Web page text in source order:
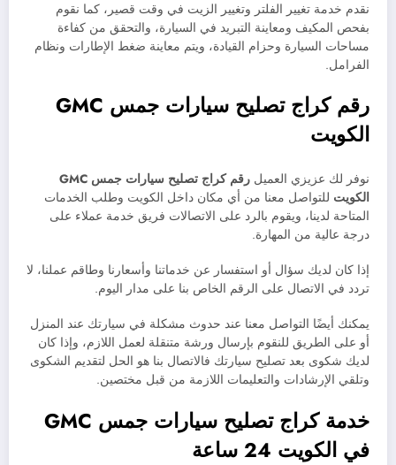
نقدم خدمة تغيير الفلتر وتغيير الزيت في وقت قصير، كما نقوم
بفحص المكيف ومعاينة التبريد في السيارة، والتحقق من كفاءة
مساحات السيارة وحزام القيادة، ويتم معاينة ضغط الإطارات ونظام
الفرامل.
رقم كراج تصليح سيارات جمس GMC
الكويت
نوفر لك عزيزي العميل رقم كراج تصليح سيارات جمس GMC
الكويت للتواصل معنا من أي مكان داخل الكويت وطلب الخدمات
المتاحة لدينا، ويقوم بالرد على الاتصالات فريق خدمة عملاء على
درجة عالية من المهارة.
إذا كان لديك سؤال أو استفسار عن خدماتنا وأسعارنا وطاقم عملنا، لا
تردد في الاتصال على الرقم الخاص بنا على مدار اليوم.
يمكنك أيضًا التواصل معنا عند حدوث مشكلة في سيارتك عند المنزل
أو على الطريق للنقوم بإرسال ورشة متنقلة لعمل اللازم، وإذا كان
لديك شكوى بعد تصليح سيارتك فالاتصال بنا هو الحل لتقديم الشكوى
وتلقي الإرشادات والتعليمات اللازمة من قبل مختصين.
خدمة كراج تصليح سيارات جمس GMC
في الكويت 24 ساعة